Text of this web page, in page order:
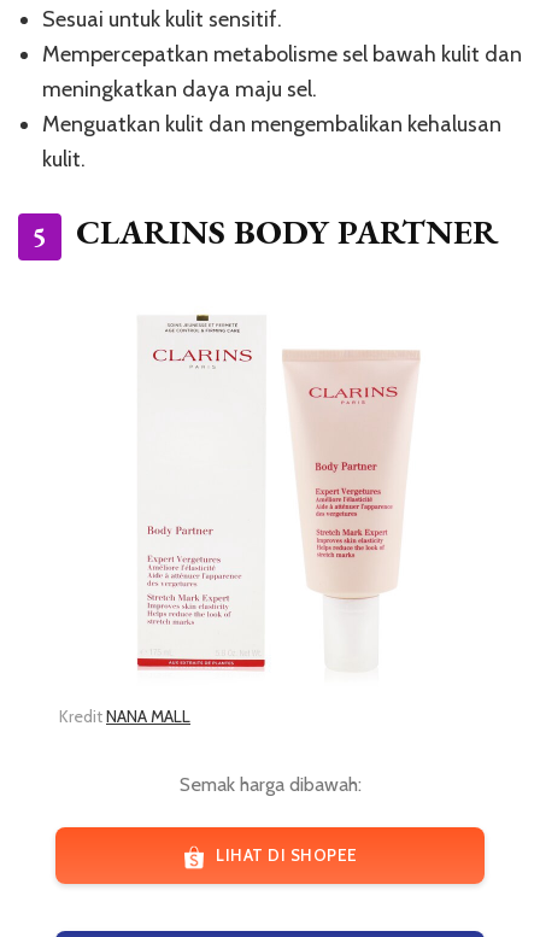
Sesuai untuk kulit sensitif.
Mempercepatkan metabolisme sel bawah kulit dan
meningkatkan daya maju sel.
Menguatkan kulit dan mengembalikan kehalusan
kulit.
5 CLARINS BODY PARTNER
KreditNANA MALL
Semak harga dibawah:
LIHAT DI SHOPEE